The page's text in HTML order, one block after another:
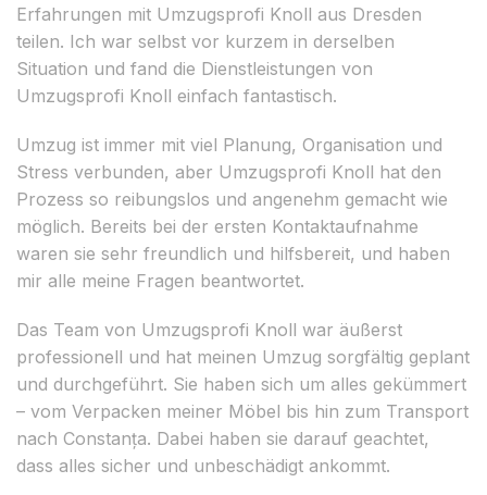
Erfahrungen mit Umzugsprofi Knoll aus Dresden
teilen. Ich war selbst vor kurzem in derselben
Situation und fand die Dienstleistungen von
Umzugsprofi Knoll einfach fantastisch.
Umzug ist immer mit viel Planung, Organisation und
Stress verbunden, aber Umzugsprofi Knoll hat den
Prozess so reibungslos und angenehm gemacht wie
möglich. Bereits bei der ersten Kontaktaufnahme
waren sie sehr freundlich und hilfsbereit, und haben
mir alle meine Fragen beantwortet.
Das Team von Umzugsprofi Knoll war äußerst
professionell und hat meinen Umzug sorgfältig geplant
und durchgeführt. Sie haben sich um alles gekümmert
– vom Verpacken meiner Möbel bis hin zum Transport
nach Constanța. Dabei haben sie darauf geachtet,
dass alles sicher und unbeschädigt ankommt.